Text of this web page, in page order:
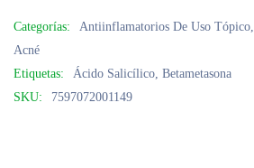
Categorías: Antiinflamatorios De Uso Tópico,
Acné
Etiquetas:
Ácido Salicílico, Betametasona
SKU:
7597072001149